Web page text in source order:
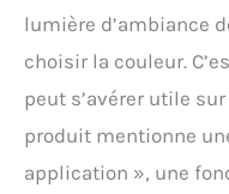
lumière d’ambiance
choisir la couleur.
peut s’avérer utile
produit mentionne
application », une